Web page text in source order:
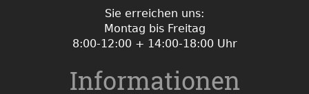
Sie erreichen uns:
Montag bis Freitag
8:00-12:00 + 14:00-18:00 Uhr
Informationen